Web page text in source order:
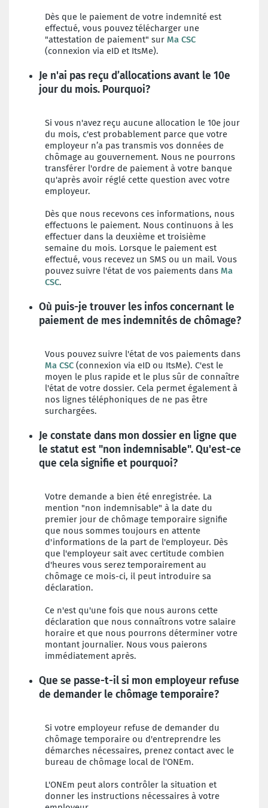
Dès que le paiement de votre indemnité est
effectué, vous pouvez télécharger une
"attestation de paiement" sur Ma CSC
(connexion via eID et ItsMe).
Je n'ai pas reçu d’allocations avant le 10e
jour du mois. Pourquoi?
Si vous n'avez reçu aucune allocation le 10e jour
du mois, c'est probablement parce que votre
employeur n’a pas transmis vos données de
chômage au gouvernement. Nous ne pourrons
transférer l'ordre de paiement à votre banque
qu'après avoir réglé cette question avec votre
employeur.
Dès que nous recevons ces informations, nous
effectuons le paiement. Nous continuons à les
effectuer dans la deuxième et troisième
semaine du mois. Lorsque le paiement est
effectué, vous recevez un SMS ou un mail. Vous
pouvez suivre l'état de vos paiements dans Ma
CSC.
Où puis-je trouver les infos concernant le
paiement de mes indemnités de chômage?
Vous pouvez suivre l'état de vos paiements dans
Ma CSC (connexion via eID ou ItsMe). C'est le
moyen le plus rapide et le plus sûr de connaître
l'état de votre dossier. Cela permet également à
nos lignes téléphoniques de ne pas être
surchargées.
Je constate dans mon dossier en ligne que
le statut est "non indemnisable". Qu'est-ce
que cela signifie et pourquoi?
Votre demande a bien été enregistrée. La
mention "non indemnisable" à la date du
premier jour de chômage temporaire signifie
que nous sommes toujours en attente
d'informations de la part de l'employeur. Dès
que l'employeur sait avec certitude combien
d'heures vous serez temporairement au
chômage ce mois-ci, il peut introduire sa
déclaration.
Ce n'est qu'une fois que nous aurons cette
déclaration que nous connaîtrons votre salaire
horaire et que nous pourrons déterminer votre
montant journalier. Nous vous paierons
immédiatement après.
Que se passe-t-il si mon employeur refuse
de demander le chômage temporaire?
Si votre employeur refuse de demander du
chômage temporaire ou d'entreprendre les
démarches nécessaires, prenez contact avec le
bureau de chômage local de l'ONEm.
L'ONEm peut alors contrôler la situation et
donner les instructions nécessaires à votre